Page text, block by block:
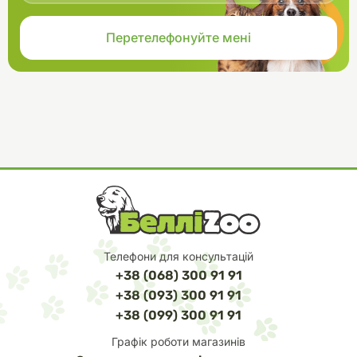
Зберігайте клей в оригінальній упаковці у прохолодному,
сухому місці.
Склад: портландцемент.
Aquaforest Stone Fix забезпечує міцне та довговічне
з'єднання акваріумних конструкцій, що дозволяє легко
створювати індивідуальні декорації у вашому підводному
Телефони для консультацій
+38 (068) 300 91 91
+38 (093) 300 91 91
+38 (099) 300 91 91
Графік роботи магазинів